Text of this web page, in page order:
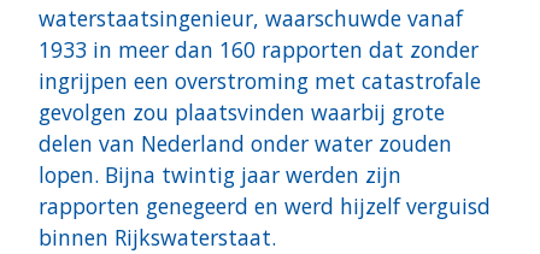
waterstaatsingenieur, waarschuwde vanaf
1933 in meer dan 160 rapporten dat zonder
ingrijpen een overstroming met catastrofale
gevolgen zou plaatsvinden waarbij grote
delen van Nederland onder water zouden
lopen. Bijna twintig jaar werden zijn
rapporten genegeerd en werd hijzelf verguisd
binnen Rijkswaterstaat.